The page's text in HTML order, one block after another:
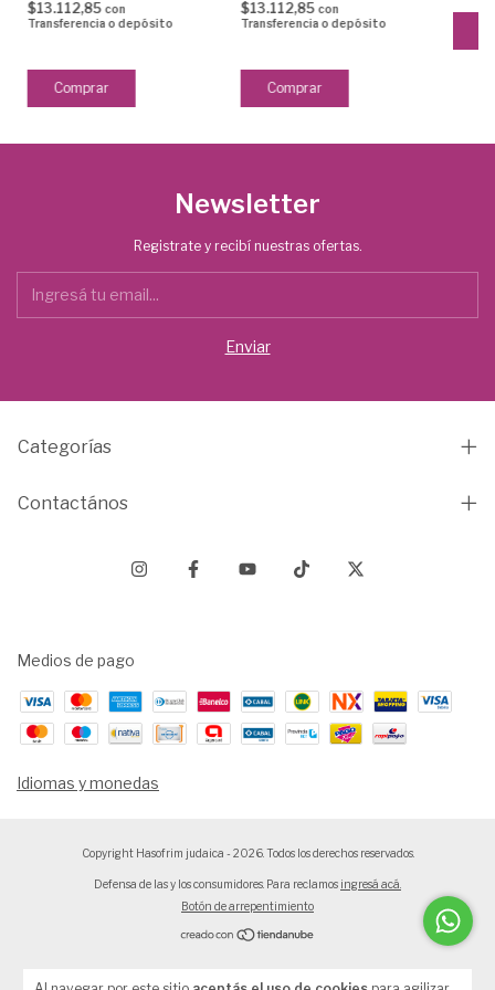
$13.112,85 con
Transferencia o depósito
$13.112,85 con
Transferencia o depósito
Newsletter
Registrate y recibí nuestras ofertas.
Categorías
Contactános
Medios de pago
Idiomas y monedas
Copyright Hasofrim judaica - 2026. Todos los derechos reservados.
Defensa de las y los consumidores. Para reclamos ingresá acá.
Botón de arrepentimiento